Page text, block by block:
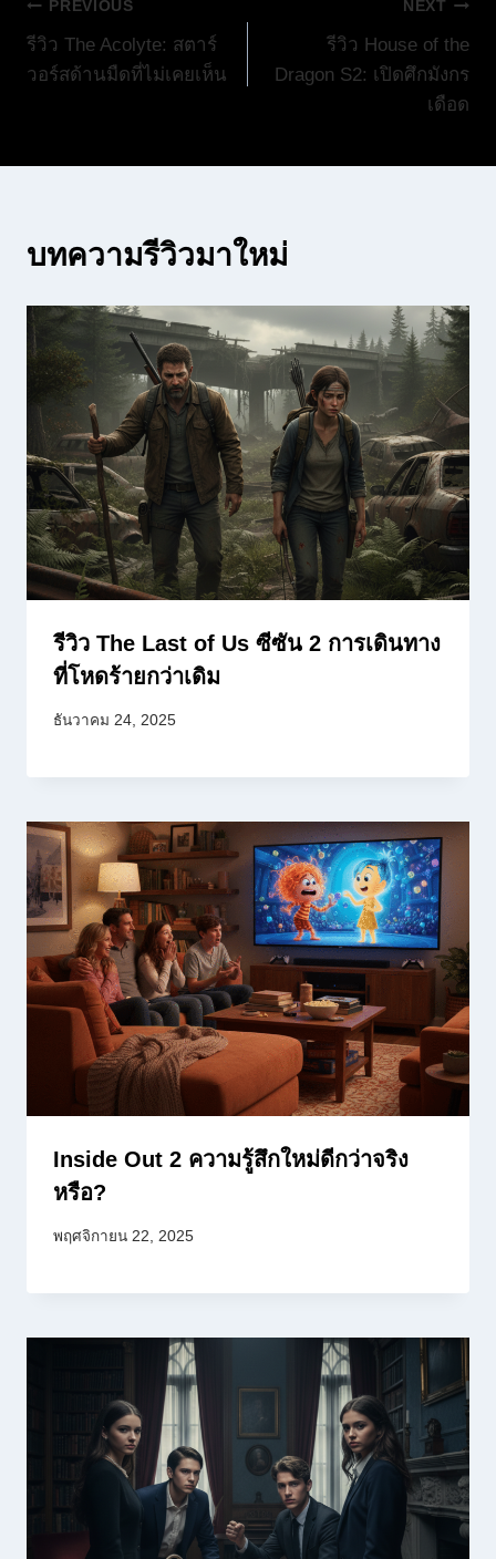
แนะแนว
เรื่อง
PREVIOUS
รีวิว The Acolyte: สตาร์
วอร์สด้านมืดที่ไม่เคยเห็น
NEXT
รีวิว House of the
Dragon S2: เปิดศึกมังกร
เดือด
บทความรีวิวมาใหม่
รีวิว The Last of Us ซีซัน 2 การเดินทาง
ที่โหดร้ายกว่าเดิม
ธันวาคม 24, 2025
Inside Out 2 ความรู้สึกใหม่ดีกว่าจริง
หรือ?
พฤศจิกายน 22, 2025